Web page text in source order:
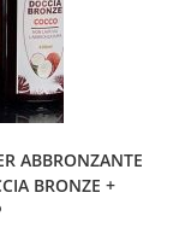
ABBRONZANTE
BRONZE +